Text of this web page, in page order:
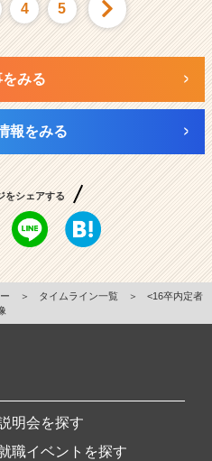
4 5
みる
報をみる
をシェアする
＞ タイムライン一覧 ＞
<16卒内定者
明会を探す
職イベントを探す